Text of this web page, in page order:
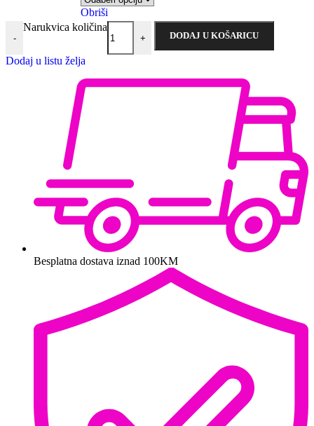
Obriši
-
Narukvica količina
+ DODAJ U KOŠARICU
Dodaj u listu želja
Besplatna dostava iznad 100KM